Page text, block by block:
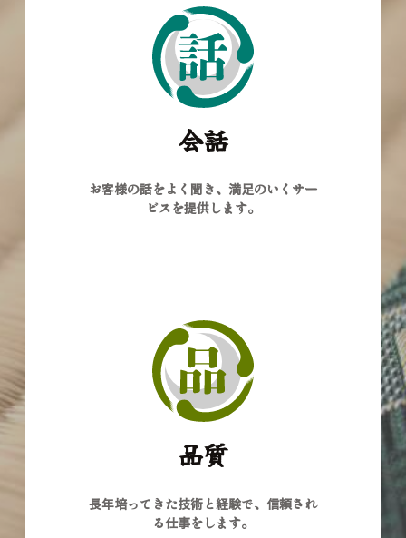
会話
お客様の話をよく聞き、満足のいくサー
ビスを提供します。
品質
長年培ってきた技術と経験で、信頼され
る仕事をします。